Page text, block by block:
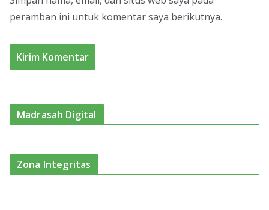
peramban ini untuk komentar saya berikutnya.
Madrasah Digital
Zona Integritas